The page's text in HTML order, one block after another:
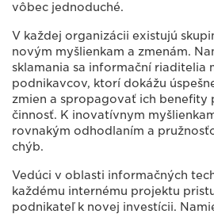
vôbec jednoduché.
V každej organizácii existujú
novým myšlienkam a zmenám.
sklamania sa informační riaditelia
podnikavcov, ktorí dokážu
zmien a spropagovať ich benefity
činnosť. K inovatívnym
rovnakým odhodlaním a
chýb.
Vedúci v oblasti informačných
každému internému projektu
podnikateľ k novej investícii.